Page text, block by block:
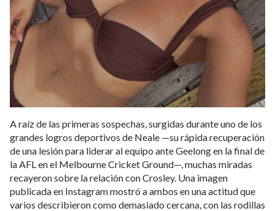
A raíz de las primeras sospechas, surgidas durante uno de los
grandes logros deportivos de Neale —su rápida recuperación
de una lesión para liderar al equipo ante Geelong en la final de
la AFL en el Melbourne Cricket Ground—, muchas miradas
recayeron sobre la relación con Crosley. Una imagen
publicada en Instagram mostró a ambos en una actitud que
varios describieron como demasiado cercana, con las rodillas